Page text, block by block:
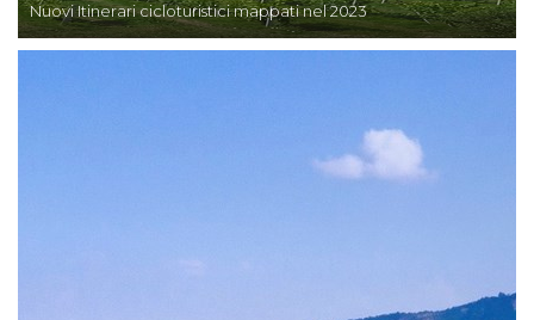
Nuovi Itinerari cicloturistici mappati nel 2023